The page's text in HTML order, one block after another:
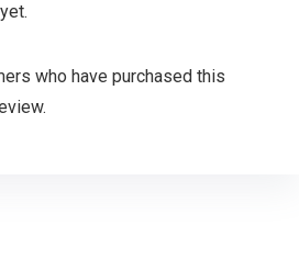
who have purchased this